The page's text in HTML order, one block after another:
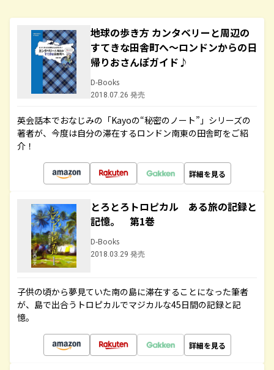
地球の歩き方 カンタベリーと周辺の
すてきな田舎町へ～ロンドンからの日
帰りおさんぽガイド♪
D-Books
2018.07.26 発売
英会話本でおなじみの「Kayoの“秘密のノート”」シリーズの
著者が、今度は自分の滞在するロンドン南東の田舎町をご紹
介！
詳細を見る
とろとろトロピカル ある旅の記録と
記憶。 第1巻
D-Books
2018.03.29 発売
子供の頃から夢見ていた南の島に滞在することになった筆者
が、島で出合うトロピカルでマジカルな45日間の記録と記
憶。
詳細を見る